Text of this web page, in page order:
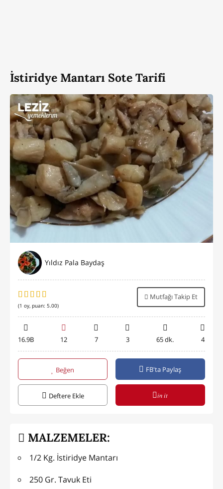
İstiridye Mantarı Sote Tarifi
Yıldız Pala Baydaş
(1 oy, puan: 5.00)
Mutfağı Takip Et
16.9B 12 7 3 65 dk. 4
Beğen FB'ta Paylaş
Deftere Ekle in it
MALZEMELER:
1/2 Kg. İstiridye Mantarı
250 Gr. Tavuk Eti